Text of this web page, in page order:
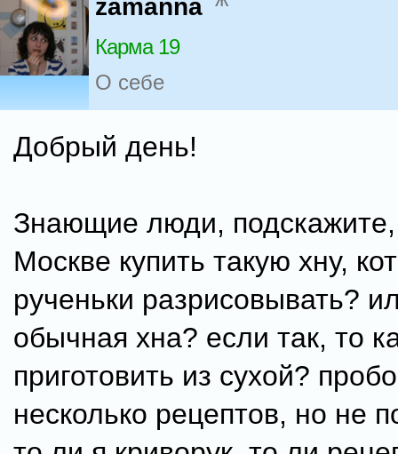
zamanna
Карма 19
О себе
Добрый день!
Знающие люди,
Москве купить такую хну,
рученьки разрисовывать?
обычная хна? если так, то
приготовить из сухой?
несколько рецептов, но не